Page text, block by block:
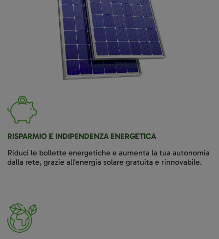
RISPARMIO E INDIPENDENZA ENERGETICA
Riduci le bollette energetiche e aumenta la tua autonomia
dalla rete, grazie all'energia solare gratuita e rinnovabile.